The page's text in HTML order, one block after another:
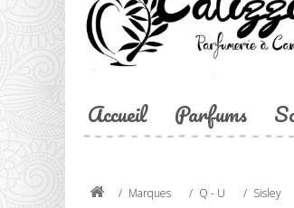
Accueil Parfums
Marques Q - U Sisley